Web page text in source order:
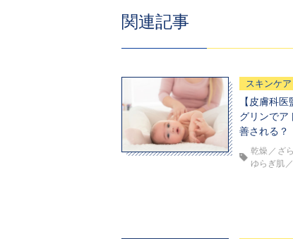
関連記事
スキンケア
【皮膚科
グリンでア
善される？
乾燥
ざ
ゆらぎ肌